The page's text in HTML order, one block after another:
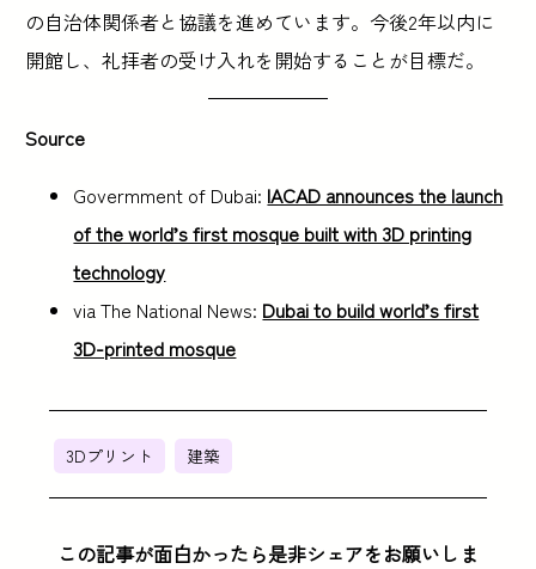
の自治体関係者と協議を進めています。今後2年以内に
開館し、礼拝者の受け入れを開始することが目標だ。
Source
Govermment of Dubai: IACAD announces the launch
of the world’s first mosque built with 3D printing
technology
via The National News: Dubai to build world’s first
3D-printed mosque
3Dプリント 建築
この記事が面白かったら是非シェアをお願いしま